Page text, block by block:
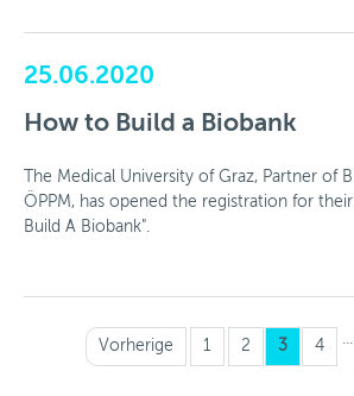
25.06.2020
How to Build a Biobank
The Medical University of Graz, Partner of
ÖPPM, has opened the registration for
Build A Biobank".
Vorherige 1 2 3 4